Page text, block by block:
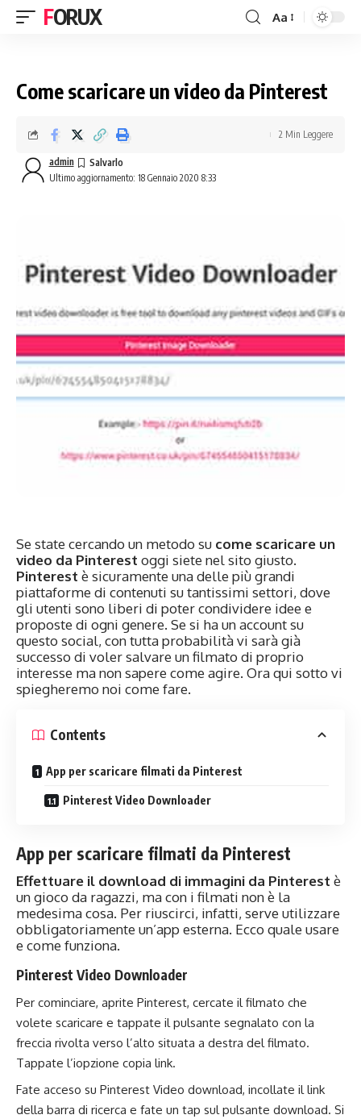
FORUX Aa
Come scaricare un video da Pinterest
Ultimo aggiornamento: 18 Gennaio 2020 8:33
admin
2 Min Leggere
Se state cercando un metodo su come scaricare un
video da Pinterest oggi siete nel sito giusto.
Pinterest è sicuramente una delle più grandi
piattaforme di contenuti su tantissimi settori, dove
gli utenti sono liberi di poter condividere idee e
proposte di ogni genere. Se si ha un account su
questo social, con tutta probabilità vi sarà già
successo di voler salvare un filmato di proprio
interesse ma non sapere come agire. Ora qui sotto vi
spiegheremo noi come fare.
Contents
App per scaricare filmati da Pinterest
Pinterest Video Downloader
App per scaricare filmati da Pinterest
Effettuare il download di immagini da Pinterest è
un gioco da ragazzi, ma con i filmati non è la
medesima cosa. Per riuscirci, infatti, serve utilizzare
obbligatoriamente un’app esterna. Ecco quale usare
e come funziona.
Pinterest Video Downloader
Per cominciare, aprite Pinterest, cercate il filmato che
volete scaricare e tappate il pulsante segnalato con la
freccia rivolta verso l’alto situata a destra del filmato.
Tappate l’iopzione copia link.
Fate acceso su Pinterest Video download, incollate il link
della barra di ricerca e fate un tap sul pulsante download. Si